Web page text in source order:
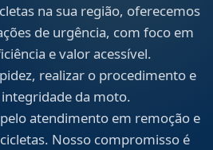
na sua região, oferecemos
de urgência, com foco em
e valor acessível.
realizar o procedimento e
da moto.
atendimento em remoção e
Nosso compromisso é